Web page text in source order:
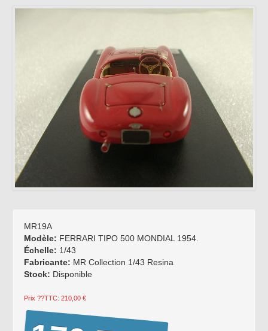
MR19A
Modèle: FERRARI TIPO 500 MONDIAL 1954.
Échelle: 1/43
Fabricante: MR Collection 1/43 Resina
Stock: Disponible
Prix ??TTC: 210,00 €